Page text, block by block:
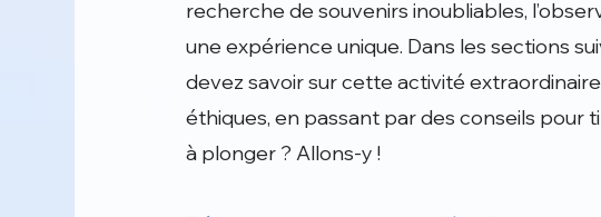
recherche de souvenirs inoubliables,
une expérience unique. Dans les sections
devez savoir sur cette activité
éthiques, en passant par des conseils
à plonger ? Allons-y !